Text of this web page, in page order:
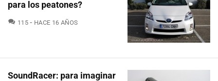
para los peatones?
115COMENTARIOS
HACE 16 AÑOS
SoundRacer: para imaginar